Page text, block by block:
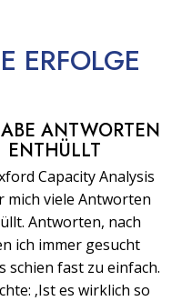
ERFOLGE
ANTWORTEN
ENTHÜLLT
Capacity Analysis
mich viele Antworten
Antworten, nach
ich immer gesucht
schien fast zu einfach.
‚Ist es wirklich so